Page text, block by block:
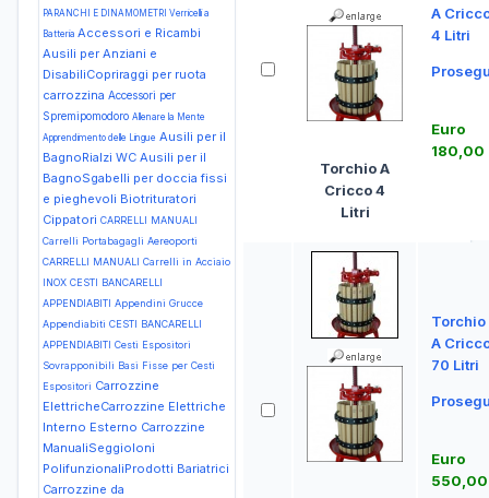
PARANCHI E DINAMOMETRI Verricelli a
Batteria Accessori e Ricambi
Ausili per Anziani e
DisabiliCopriraggi per ruota
carrozzina Accessori per
Spremipomodoro Allenare la Mente
Apprendimento delle Lingue Ausili per il
BagnoRialzi WC Ausili per il
BagnoSgabelli per doccia fissi
e pieghevoli Biotrituratori
Cippatori CARRELLI MANUALI
Carrelli Portabagagli Aereoporti
CARRELLI MANUALI Carrelli in Acciaio
INOX CESTI BANCARELLI
APPENDIABITI Appendini Grucce
Appendiabiti CESTI BANCARELLI
APPENDIABITI Cesti Espositori
Sovrapponibili Basi Fisse per Cesti
Espositori Carrozzine
ElettricheCarrozzine Elettriche
Interno Esterno Carrozzine
ManualiSeggioloni
PolifunzionaliProdotti Bariatrici
Carrozzine da
Torchio A
Cricco 4
Litri
A
4 Litri
Euro
180,00
Torchio
A
70 Litri
Euro
550,00